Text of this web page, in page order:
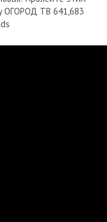
ОГОРОД ТВ 641,683